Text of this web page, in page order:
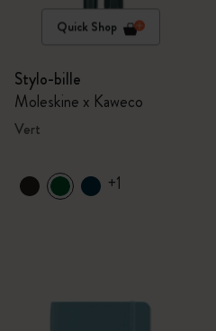
Quick Shop
Stylo-bille
Moleskine x Kaweco
Vert
+1